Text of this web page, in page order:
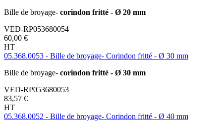
Bille de broyage- corindon fritté - Ø 20 mm
VED-RP053680054
60,00 €
HT
05.368.0053 - Bille de broyage- Corindon fritté - Ø 30 mm
Bille de broyage- corindon fritté - Ø 30 mm
VED-RP053680053
83,57 €
HT
05.368.0052 - Bille de broyage- Corindon fritté - Ø 40 mm